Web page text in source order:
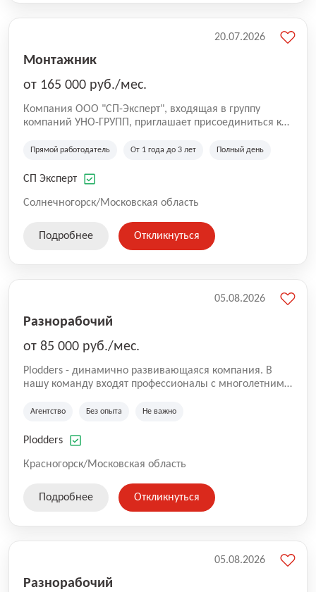
Монтажник
от 165 000 руб./мес.
Компания ООО "СП-Эксперт", входящая в группу
компаний УНО-ГРУПП, приглашает присоединиться к
работаем на рынке с 2005 года и оказываем комплекс
зданий из гибридных модульных блоков свободной
гибридно-модульного строительства.
Прямой работодатель От 1 года до 3 лет Полный день
СП Эксперт
Солнечногорск/Московская область
20.07.2026
Подробнее Откликнуться
Разнорабочий
от 85 000 руб./мес.
Plodders - динамично развивающаяся компания. В
нашу команду входят профессионалы с многолетним
на рынке аутсорсинга, а накопленный опыт позволяют
оказываемых услуг.
Агентство Без опыта Не важно
Plodders
Красногорск/Московская область
05.08.2026
Подробнее Откликнуться
Разнорабочий
05.08.2026